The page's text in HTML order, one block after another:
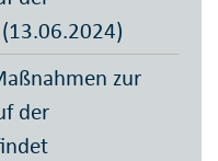
zur
der